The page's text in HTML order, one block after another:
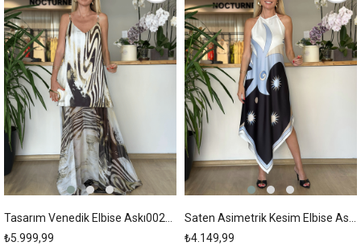
Tasarım Venedik Elbise Askı00208
₺5.999,99
Saten Asimetrik Kesim Elbise Askı00207
₺4.149,99